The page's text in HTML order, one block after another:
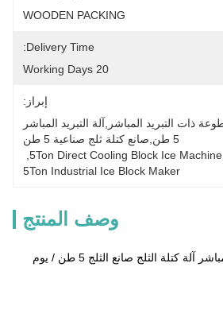
WOODEN PACKING
Delivery Time:
20 Working Days
إبراز:
5 طن,صانع كتلة ثلج صناعية 5 طن
5Ton Direct Cooling Block Ice Machine
5Ton Industrial Ice Block Maker
وصف المنتج
صديقة للبيئة آلية التبريد المباشر آلة كتلة الثلج صانع الثلج 5 طن / يوم